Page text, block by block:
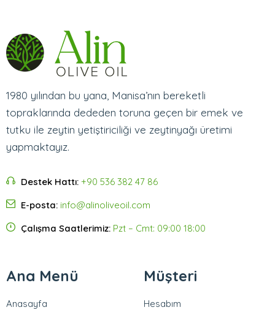
1980 yılından bu yana, Manisa’nın bereketli
topraklarında dededen toruna geçen bir emek ve
tutku ile zeytin yetiştiriciliği ve zeytinyağı üretimi
yapmaktayız.
Destek Hattı: +90 536 382 47 86
E-posta: info@alinoliveoil.com
Çalışma Saatlerimiz: Pzt – Cmt: 09:00 18:00
Ana Menü
Anasayfa
Müşteri
Hesabım